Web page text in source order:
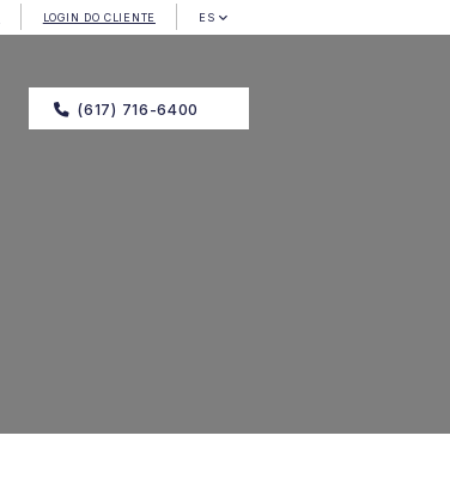
LOGIN DO CLIENTE ES
(617) 716-6400